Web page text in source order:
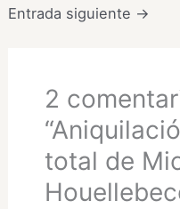
Entrada siguiente →
2
total de